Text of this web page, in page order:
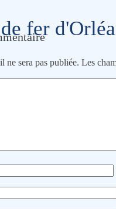
fer
ne sera pas publiée. Les